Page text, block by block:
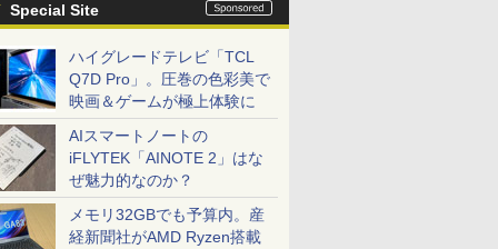
Special Site
ハイグレードテレビ「TCL
Q7D Pro」。圧巻の色彩美で
映画＆ゲームが極上体験に
AIスマートノートの
iFLYTEK「AINOTE 2」はな
ぜ魅力的なのか？
メモリ32GBでも予算内。産
経新聞社がAMD Ryzen搭載